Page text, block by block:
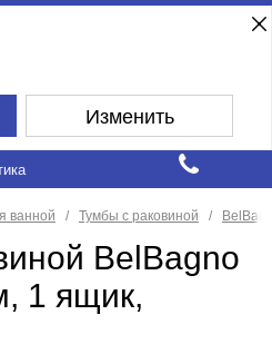
Изменить
ванной Тумбы с раковиной
BelBagno
1 ящик,